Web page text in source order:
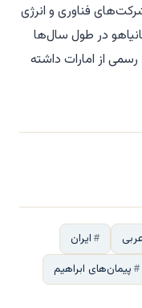
فناوری و انرژی
در طول سال‌ها
رسمی از امارات داشته
ایران
پیمان‌های ابراهیم